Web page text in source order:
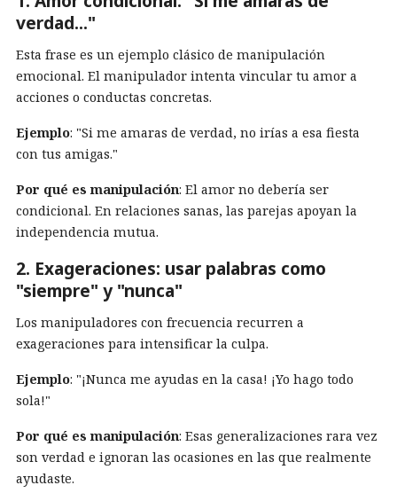
verdad..."
Esta frase es un ejemplo clásico de manipulación
emocional. El manipulador intenta vincular tu amor a
acciones o conductas concretas.
Ejemplo: "Si me amaras de verdad, no irías a esa fiesta
con tus amigas."
Por qué es manipulación: El amor no debería ser
condicional. En relaciones sanas, las parejas apoyan la
independencia mutua.
2. Exageraciones: usar palabras como
"siempre" y "nunca"
Los manipuladores con frecuencia recurren a
exageraciones para intensificar la culpa.
Ejemplo: "¡Nunca me ayudas en la casa! ¡Yo hago todo
sola!"
Por qué es manipulación: Esas generalizaciones rara vez
son verdad e ignoran las ocasiones en las que realmente
ayudaste.